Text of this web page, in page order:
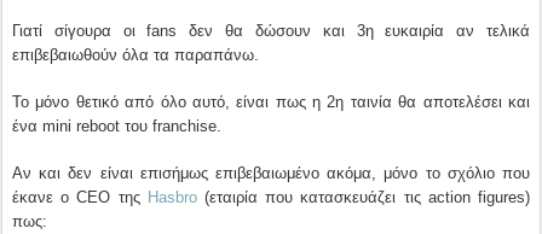
Γιατί σίγουρα οι fans δεν θα δώσουν και 3η ευκαιρία αν τελικά
επιβεβαιωθούν όλα τα παραπάνω.
Το μόνο θετικό από όλο αυτό, είναι πως η 2η ταινία θα αποτελέσει και
ένα mini reboot του franchise.
Αν και δεν είναι επισήμως επιβεβαιωμένο ακόμα, μόνο το σχόλιο που
έκανε ο CEO της Hasbro(εταιρία που κατασκευάζει τις action figures)
πως: